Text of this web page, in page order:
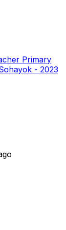
Primary
- 2023